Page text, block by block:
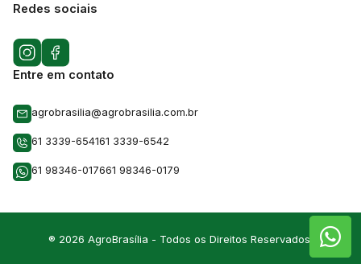
Redes sociais
Entre em contato
agrobrasilia@agrobrasilia.com.br
61 3339-654161 3339-6542
61 98346-017661 98346-0179
® 2026 AgroBrasília - Todos os Direitos Reservados.